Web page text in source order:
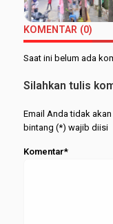
KOMENTAR (0)
Saat ini belum ada
Silahkan tulis
Email Anda tidak
bintang (*) wajib diisi
Komentar*